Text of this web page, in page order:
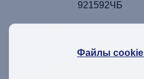
921592ЧБ
Файлы